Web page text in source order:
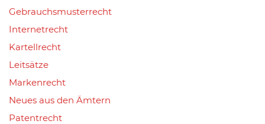
Gebrauchsmusterrecht
Internetrecht
Kartellrecht
Leitsätze
Markenrecht
Neues aus den Ämtern
Patentrecht